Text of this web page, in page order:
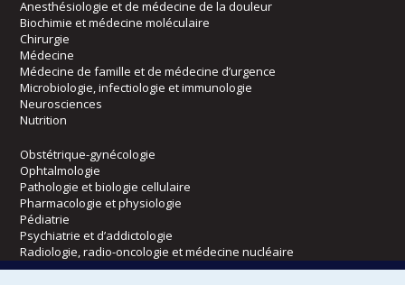
Anesthésiologie et de médecine de la douleur
Biochimie et médecine moléculaire
Chirurgie
Médecine
Médecine de famille et de médecine d’urgence
Microbiologie, infectiologie et immunologie
Neurosciences
Nutrition
Obstétrique-gynécologie
Ophtalmologie
Pathologie et biologie cellulaire
Pharmacologie et physiologie
Pédiatrie
Psychiatrie et d’addictologie
Radiologie, radio-oncologie et médecine nucléaire